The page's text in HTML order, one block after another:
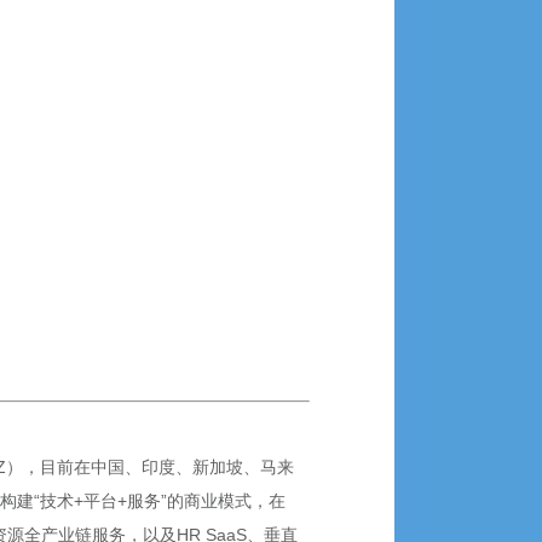
，目前在中国、印度、新加坡、马来
建“技术+平台+服务”的商业模式，在
全产业链服务，以及HR SaaS、垂直